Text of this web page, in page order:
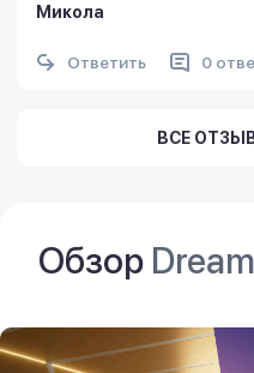
Микола
Ответить 0
ВСЕ
Обзор